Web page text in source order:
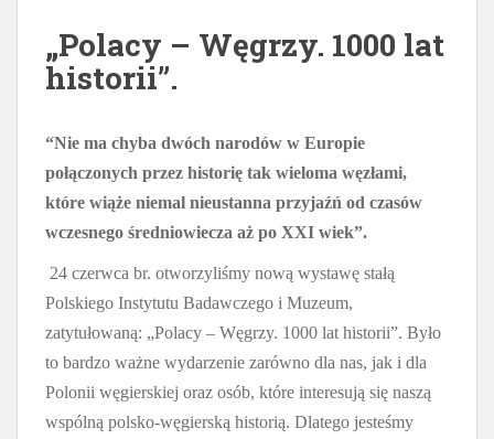
„Polacy – Węgrzy. 1000 lat
historii”.
“Nie ma chyba dwóch narodów w Europie
połączonych przez historię tak wieloma węzłami,
które wiąże niemal nieustanna przyjaźń od czasów
wczesnego średniowiecza aż po XXI wiek”.
24 czerwca br. otworzyliśmy nową wystawę stałą
Polskiego Instytutu Badawczego i Muzeum,
zatytułowaną: „Polacy – Węgrzy. 1000 lat historii”. Było
to bardzo ważne wydarzenie zarówno dla nas, jak i dla
Polonii węgierskiej oraz osób, które interesują się naszą
wspólną polsko-węgierską historią. Dlatego jesteśmy